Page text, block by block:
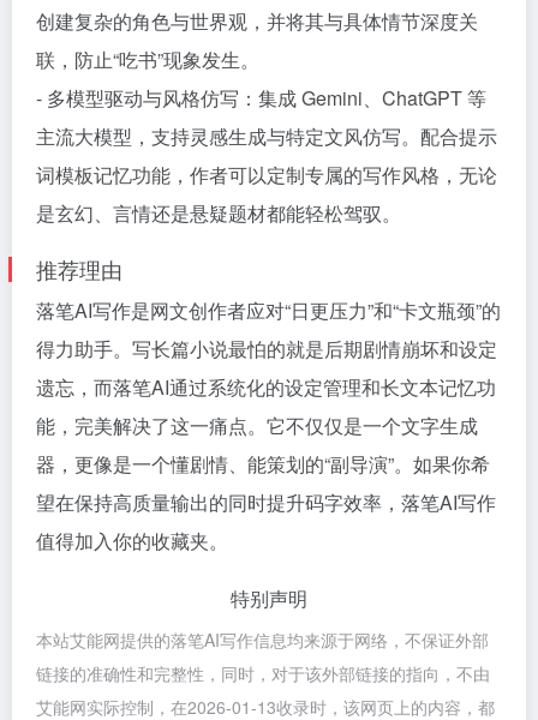
创建复杂的角色与世界观，并将其与具体情节深度关
联，防止“吃书”现象发生。
- 多模型驱动与风格仿写：集成 Gemini、ChatGPT 等
主流大模型，支持灵感生成与特定文风仿写。配合提示
词模板记忆功能，作者可以定制专属的写作风格，无论
是玄幻、言情还是悬疑题材都能轻松驾驭。
推荐理由
落笔AI写作是网文创作者应对“日更压力”和“卡文瓶颈”的
得力助手。写长篇小说最怕的就是后期剧情崩坏和设定
遗忘，而落笔AI通过系统化的设定管理和长文本记忆功
能，完美解决了这一痛点。它不仅仅是一个文字生成
器，更像是一个懂剧情、能策划的“副导演”。如果你希
望在保持高质量输出的同时提升码字效率，落笔AI写作
值得加入你的收藏夹。
特别声明
本站艾能网提供的落笔AI写作信息均来源于网络，不保证外部
链接的准确性和完整性，同时，对于该外部链接的指向，不由
艾能网实际控制，在2026-01-13收录时，该网页上的内容，都